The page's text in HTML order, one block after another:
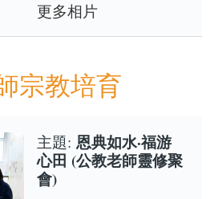
更多相片
宗教培育
主題: 恩典如水·福游
心田 (公教老師靈修聚
會)